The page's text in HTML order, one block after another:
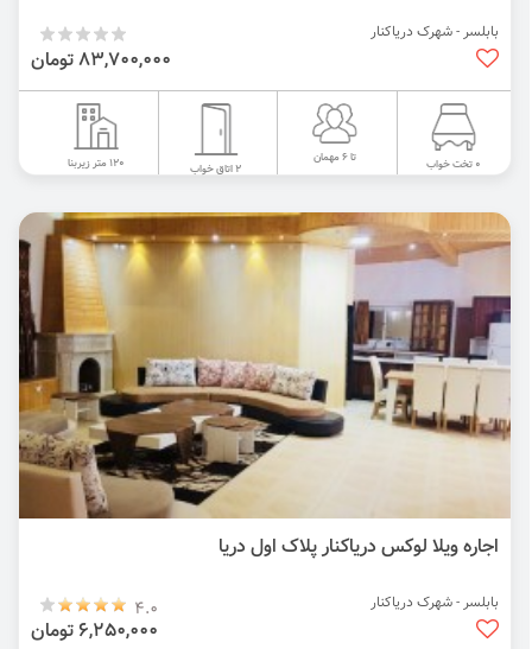
بابلسر - شهرک دریاکنار
83,700,000 تومان
0 تخت خواب تا 6 مهمان
2 اتاق خواب 120 متر زیربنا
اجاره ویلا لوکس دریاکنار پلاک اول دریا
بابلسر - شهرک دریاکنار 4.0
6,250,000 تومان